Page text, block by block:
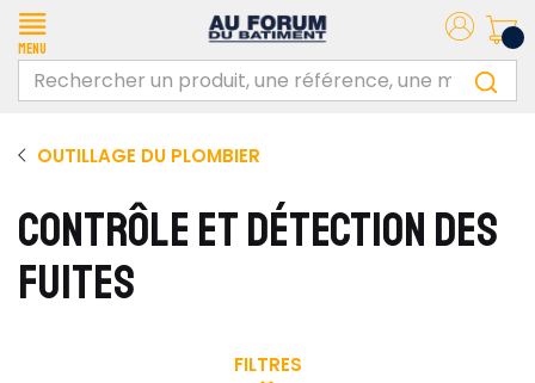
Menu
OUTILLAGE DU PLOMBIER
CONTRÔLE ET DÉTECTION DES
FUITES
FILTRES